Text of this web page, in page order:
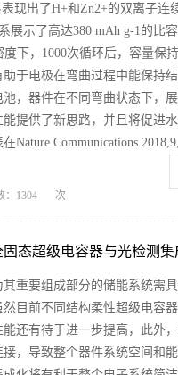
现出了H+和Zn2+的双离子连
展示了高达380 mAh g-1的比
下，1000次循环后，容量保
于电极在弯曲过程中能保持
，器件在不同弯曲状态下，
提供了新思路，并且将促进
Communications
1304 次
态超级电容器与光检测集
重要组成部分的储能系统需
目前不同结构柔性超级电容
还有待于进一步提高，此外
，导致整个器件系统空间和能